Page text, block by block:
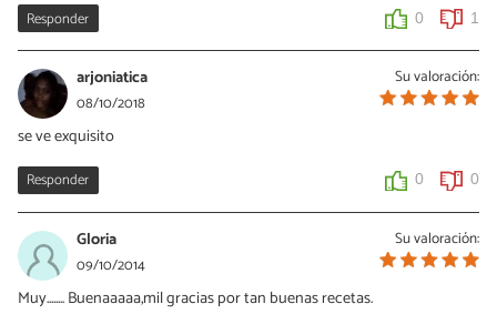
Responder 0 1
Su valoración:
arjoniatica
08/10/2018
se ve exquisito
Responder 0 0
Su valoración:
Gloria
09/10/2014
Muy........ Buenaaaaa,mil gracias por tan buenas recetas.